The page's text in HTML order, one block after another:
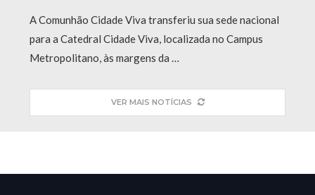
A Comunhão Cidade Viva transferiu sua sede nacional
para a Catedral Cidade Viva, localizada no Campus
Metropolitano, às margens da …
VER MAIS NOTÍCIAS